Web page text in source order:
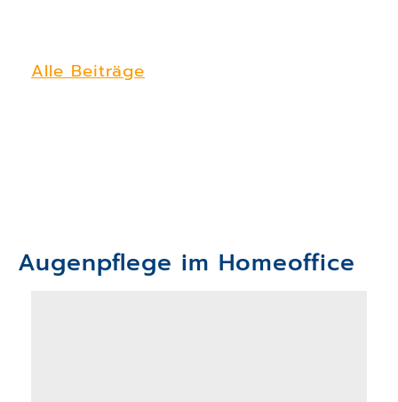
Alle Beiträge
Augenpflege im Homeoffice